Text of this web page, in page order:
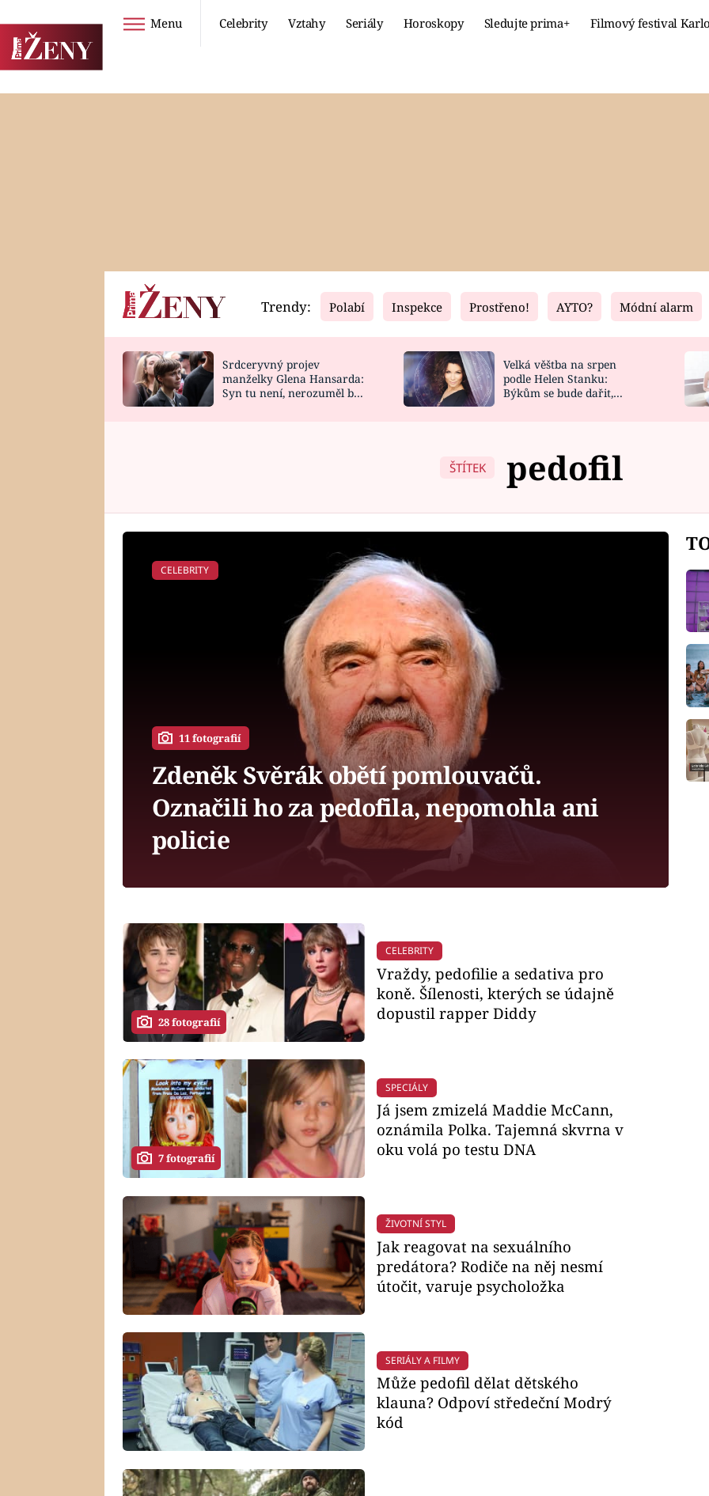
Menu Celebrity Vztahy Seriály Horoskopy Sledujte prima+ Filmový festival
Horoskopy
HOROSKOP NA
Video
CELEBRITY
VAŘENÍ
Fresh
NOVINKY
VIDEORECEPTY
Living
DESIGN
Trendy: Polabí Inspekce Prostřeno! AYTO? Módní alarm
Srdceryvný projev
manželky Glena Hansarda:
Syn tu není, nerozuměl by
Velká věštba na srpen
podle Helen Stanku:
Býkům se bude dařit,
ŠTÍTEK pedofil
CELEBRITY
11 fotografií
Zdeněk Svěrák obětí pomlouvačů.
Označili ho za pedofila, nepomohla ani
policie
28 fotografií
CELEBRITY
Vraždy, pedofilie a sedativa pro
koně. Šílenosti, kterých se údajně
dopustil rapper Diddy
7 fotografií
SPECIÁLY
Já jsem zmizelá Maddie McCann,
oznámila Polka. Tajemná skvrna v
oku volá po testu DNA
ŽIVOTNÍ STYL
Jak reagovat na sexuálního
predátora? Rodiče na něj nesmí
útočit, varuje psycholožka
SERIÁLY A FILMY
Může pedofil dělat dětského
klauna? Odpoví středeční Modrý
kód